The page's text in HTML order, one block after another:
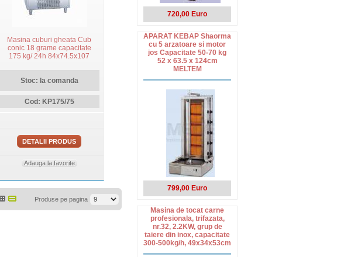
Masina cuburi gheata Cub
conic 18 grame capacitate
175 kg/ 24h 84x74.5x107
Stoc: la comanda
Cod: KP175/75
DETALII PRODUS
Adauga la favorite
Produse pe pagina
720,00 Euro
APARAT KEBAP Shaorma
cu 5 arzatoare si motor
jos Capacitate 50-70 kg
52 x 63.5 x 124cm
MELTEM
799,00 Euro
Masina de tocat carne
profesionala, trifazata,
nr.32, 2.2KW, grup de
taiere din inox, capacitate
300-500kg/h, 49x34x53cm